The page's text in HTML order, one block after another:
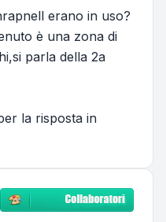
erano in uso?
è una zona di
parla della 2a
la risposta in